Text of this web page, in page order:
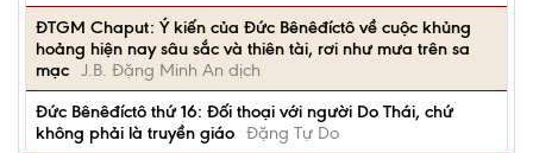
ĐTGM Chaput: Ý kiến của Đức Bênêđíctô về cuộc khủng
hoảng hiện nay sâu sắc và thiên tài, rơi như mưa trên sa
mạc J.B. Đặng Minh An dịch
Đức Bênêđíctô thứ 16: Đối thoại với người Do Thái, chứ
không phải là truyền giáo Đặng Tự Do